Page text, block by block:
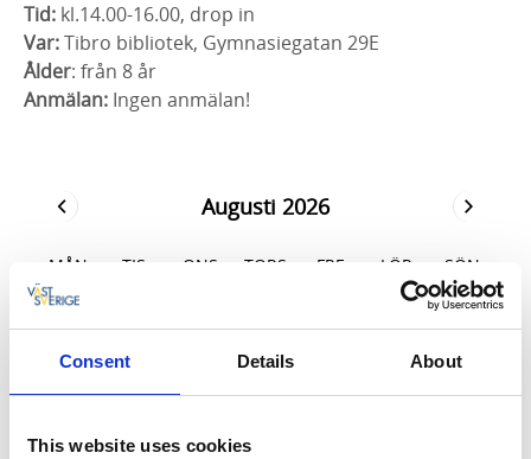
Consent Details About
This website uses cookies
Tid: kl.14.00-16.00, drop in
Var:Tibro bibliotek, Gymnasiegatan 29E
Ålder: från 8 år
Anmälan: Ingen anmälan!
Augusti 2026
MÅN TIS ONS TORS FRE LÖR SÖN
3 4 6 9